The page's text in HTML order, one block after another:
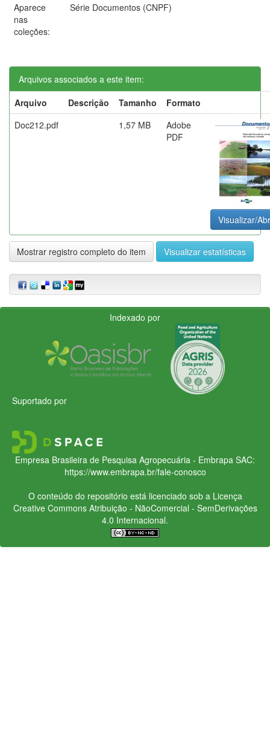
Aparece
nas
coleções:
Série Documentos (CNPF)
Arquivos associados a este item:
Arquivo
Descrição Tamanho
Formato
Doc212.pdf
1,57 MB
Adobe
PDF
Visualizar/
Mostrar registro completo do item Visualizar estatísticas
Indexado por
Suportado por
Empresa Brasileira de Pesquisa Agropecuária - Embrapa SAC:
https://www.embrapa.br/fale-conosco
O conteúdo do repositório está licenciado sob a Licença
Creative CommonsAtribuição - NãoComercial - SemDerivações
4.0 Internacional.